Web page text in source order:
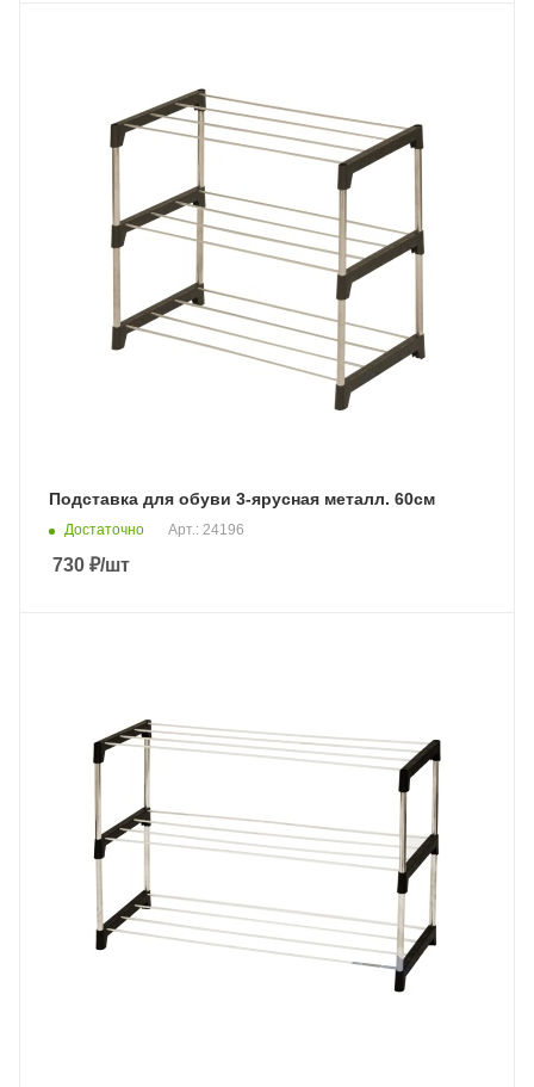
Подставка для обуви 3-ярусная металл. 60см
Достаточно Арт.: 24196
730 ₽/шт